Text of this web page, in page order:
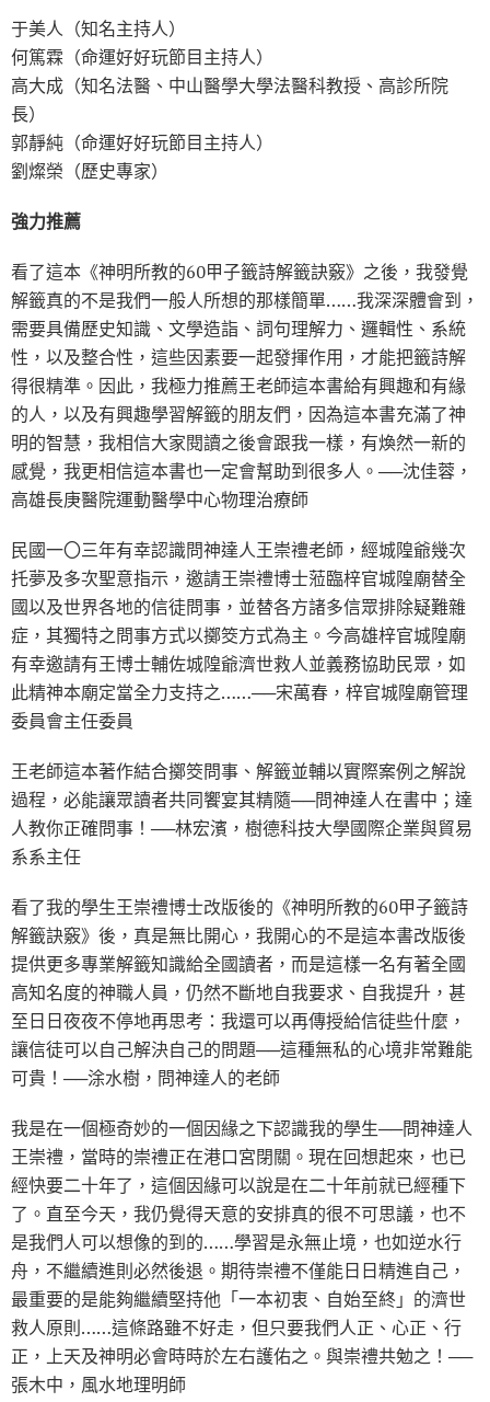
于美人（知名主持人）
何篤霖（命運好好玩節目主持人）
高大成（知名法醫、中山醫學大學法醫科教授、高診所院
長）
郭靜純（命運好好玩節目主持人）
劉燦榮（歷史專家）
強力推薦
看了這本《神明所教的60甲子籤詩解籤訣竅》之後，我發覺
解籤真的不是我們一般人所想的那樣簡單……我深深體會到，
需要具備歷史知識、文學造詣、詞句理解力、邏輯性、系統
性，以及整合性，這些因素要一起發揮作用，才能把籤詩解
得很精準。因此，我極力推薦王老師這本書給有興趣和有緣
的人，以及有興趣學習解籤的朋友們，因為這本書充滿了神
明的智慧，我相信大家閱讀之後會跟我一樣，有煥然一新的
感覺，我更相信這本書也一定會幫助到很多人。──沈佳蓉，
高雄長庚醫院運動醫學中心物理治療師
民國一〇三年有幸認識問神達人王崇禮老師，經城隍爺幾次
托夢及多次聖意指示，邀請王崇禮博士蒞臨梓官城隍廟替全
國以及世界各地的信徒問事，並替各方諸多信眾排除疑難雜
症，其獨特之問事方式以擲筊方式為主。今高雄梓官城隍廟
有幸邀請有王博士輔佐城隍爺濟世救人並義務協助民眾，如
此精神本廟定當全力支持之……──宋萬春，梓官城隍廟管理
委員會主任委員
王老師這本著作結合擲筊問事、解籤並輔以實際案例之解說
過程，必能讓眾讀者共同饗宴其精隨──問神達人在書中；達
人教你正確問事！──林宏濱，樹德科技大學國際企業與貿易
系系主任
看了我的學生王崇禮博士改版後的《神明所教的60甲子籤詩
解籤訣竅》後，真是無比開心，我開心的不是這本書改版後
提供更多專業解籤知識給全國讀者，而是這樣一名有著全國
高知名度的神職人員，仍然不斷地自我要求、自我提升，甚
至日日夜夜不停地再思考：我還可以再傳授給信徒些什麼，
讓信徒可以自己解決自己的問題──這種無私的心境非常難能
可貴！──涂水樹，問神達人的老師
我是在一個極奇妙的一個因緣之下認識我的學生──問神達人
王崇禮，當時的崇禮正在港口宮閉關。現在回想起來，也已
經快要二十年了，這個因緣可以說是在二十年前就已經種下
了。直至今天，我仍覺得天意的安排真的很不可思議，也不
是我們人可以想像的到的……學習是永無止境，也如逆水行
舟，不繼續進則必然後退。期待崇禮不僅能日日精進自己，
最重要的是能夠繼續堅持他「一本初衷、自始至終」的濟世
救人原則……這條路雖不好走，但只要我們人正、心正、行
正，上天及神明必會時時於左右護佑之。與崇禮共勉之！──
張木中，風水地理明師